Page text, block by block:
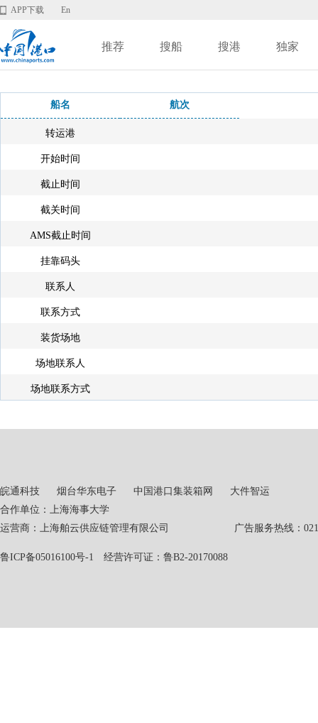
APP下载 En
推荐 搜船 搜港 独家
船名 航次
转运港
开始时间
截止时间
截关时间
AMS截止时间
挂靠码头
联系人
联系方式
装货场地
场地联系人
场地联系方式
皖通科技 烟台华东电子 中国港口集装箱网
大件智运
合作单位：上海海事大学
运营商：上海舶云供应链管理有限公司 广告服务热线：021-
鲁ICP备05016100号-1 经营许可证：鲁B2-20170088